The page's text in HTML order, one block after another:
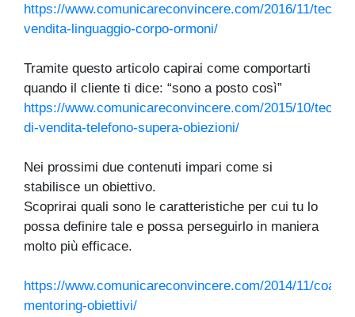
https://www.comunicareconvincere.com/2016/11/
vendita-linguaggio-corpo-ormoni/
Tramite questo articolo capirai come comportarti
quando il cliente ti dice: “sono a posto così”
https://www.comunicareconvincere.com/2015/10/
di-vendita-telefono-supera-obiezioni/
Nei prossimi due contenuti impari come si
stabilisce un obiettivo.
Scoprirai quali sono le caratteristiche per cui tu lo
possa definire tale e possa perseguirlo in maniera
molto più efficace.
https://www.comunicareconvincere.com/2014/11/
mentoring-obiettivi/